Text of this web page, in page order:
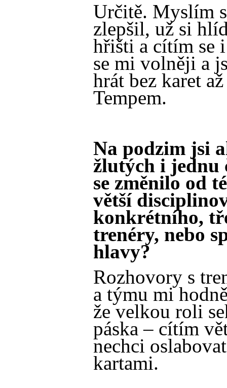
Určitě. Myslím
zlepšil, už si
hřišti a cítím se
se mi volněji a
hrát bez karet
Tempem.
Na podzim jsi
žlutých i jednu
se změnilo od
větší
konkrétního,
trenéry, nebo
hlavy?
Rozhovory s
a týmu mi
že velkou roli
páska – cítím
nechci
kartami.